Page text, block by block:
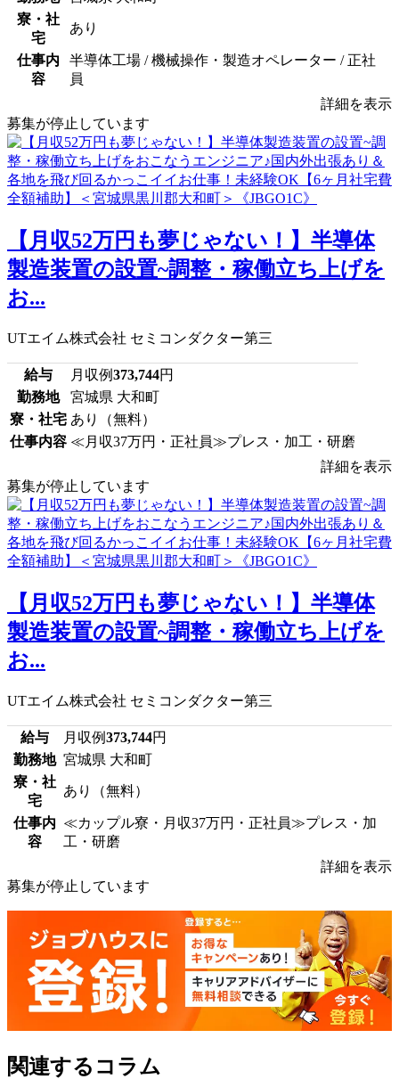
寮・社
宅
あり
仕事内
容
半導体工場 / 機械操作・製造オペレーター / 正社
員
詳細を表示
募集が停止しています
【月収52万円も夢じゃない！】半導体
製造装置の設置~調整・稼働立ち上げを
お...
UTエイム株式会社 セミコンダクター第三
給与 月収例373,744円
勤務地
宮城県 大和町
寮・社宅 あり（無料）
仕事内容 ≪月収37万円・正社員≫プレス・加工・研磨
詳細を表示
募集が停止しています
【月収52万円も夢じゃない！】半導体
製造装置の設置~調整・稼働立ち上げを
お...
UTエイム株式会社 セミコンダクター第三
給与 月収例373,744円
勤務地 宮城県 大和町
寮・社
宅
あり（無料）
仕事内
容
≪カップル寮・月収37万円・正社員≫プレス・加
工・研磨
詳細を表示
募集が停止しています
関連するコラム